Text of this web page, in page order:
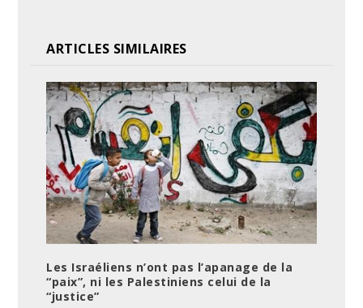
ARTICLES SIMILAIRES
Les Israéliens n’ont pas l’apanage de la
“paix”, ni les Palestiniens celui de la
“justice”